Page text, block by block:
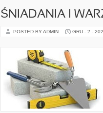
ŚNIADANIA I
POSTED BY ADMIN GRU - 2 -